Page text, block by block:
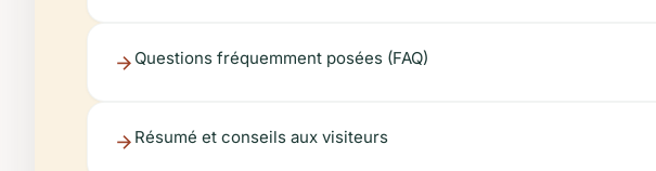
Questions fréquemment posées (FAQ)
Résumé et conseils aux visiteurs